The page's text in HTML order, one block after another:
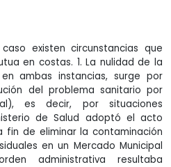
existen circunstancias que
en costas. 1. La nulidad de la
ambas instancias, surge por
del problema sanitario por
es decir, por situaciones
de Salud adoptó el acto
fin de eliminar la contaminación
en un Mercado Municipal
administrativa resultaba